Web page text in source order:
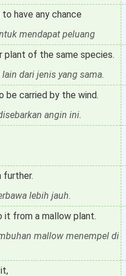
have any chance
mendapat peluang
plant of the same species.
dari jenis yang sama.
carried by the wind.
angin ini.
further.
lebih jauh.
it from a mallow plant.
mallow menempel di